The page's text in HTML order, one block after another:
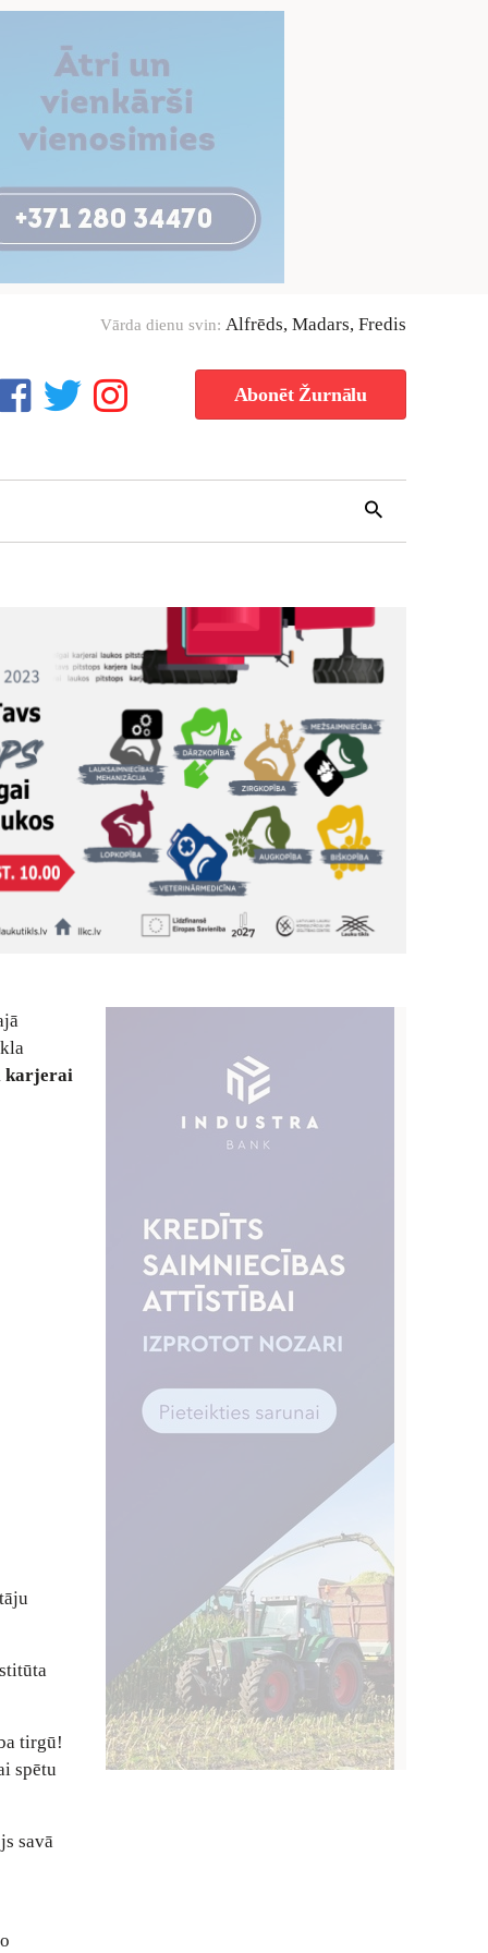
Vārda dienu svin: Alfrēds, Madars, Fredis
Abonēt Žurnālu
karjerai
tirgū!
spētu
savā